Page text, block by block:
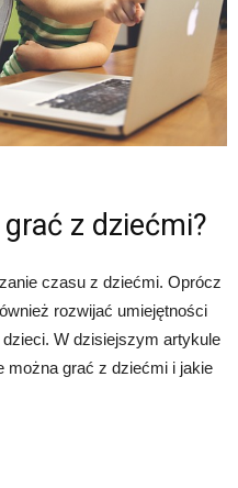
z dziećmi?
czasu z dziećmi. Oprócz
rozwijać umiejętności
W dzisiejszym artykule
można grać z dziećmi i jakie